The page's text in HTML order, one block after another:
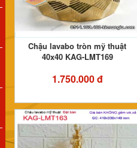
Chậu lavabo tròn mỹ thuật
40x40 KAG-LMT169
1.750.000 đ